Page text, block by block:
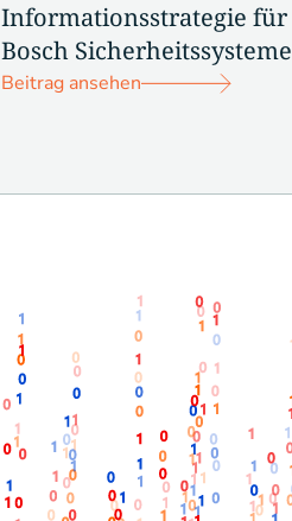
Informationsstrategie für
Bosch Sicherheitssysteme
Beitrag ansehen